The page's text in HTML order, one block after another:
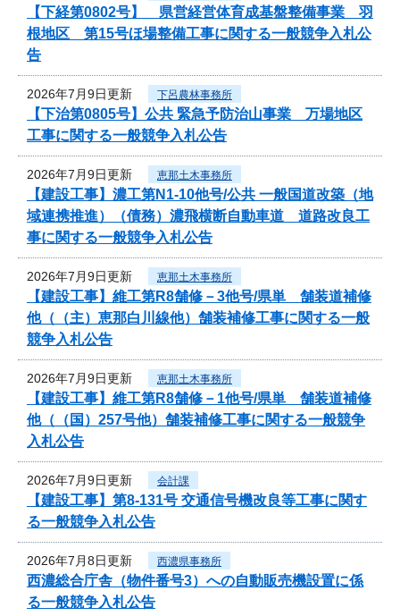
【下経第0802号】 県営経営体育成基盤整備事業 羽
根地区 第15号ほ場整備工事に関する一般競争入札公
告
2026年7月9日更新 下呂農林事務所
【下治第0805号】公共 緊急予防治山事業 万場地区
工事に関する一般競争入札公告
2026年7月9日更新 恵那土木事務所
【建設工事】濃工第N1-10他号/公共 一般国道改築（地
域連携推進）（債務）濃飛横断自動車道 道路改良工
事に関する一般競争入札公告
2026年7月9日更新 恵那土木事務所
【建設工事】維工第R8舗修－3他号/県単 舗装道補修
他（（主）恵那白川線他）舗装補修工事に関する一般
競争入札公告
2026年7月9日更新 恵那土木事務所
【建設工事】維工第R8舗修－1他号/県単 舗装道補修
他（（国）257号他）舗装補修工事に関する一般競争
入札公告
2026年7月9日更新 会計課
【建設工事】第8-131号 交通信号機改良等工事に関す
る一般競争入札公告
2026年7月8日更新 西濃県事務所
西濃総合庁舎（物件番号3）への自動販売機設置に係
る一般競争入札公告